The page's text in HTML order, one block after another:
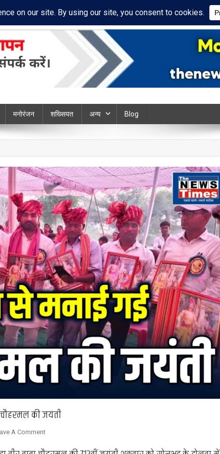
Policy Disclaimer
chandauli
मनोरंजन शख्सियत अन्य Blog
की जयंती
A CommentOn